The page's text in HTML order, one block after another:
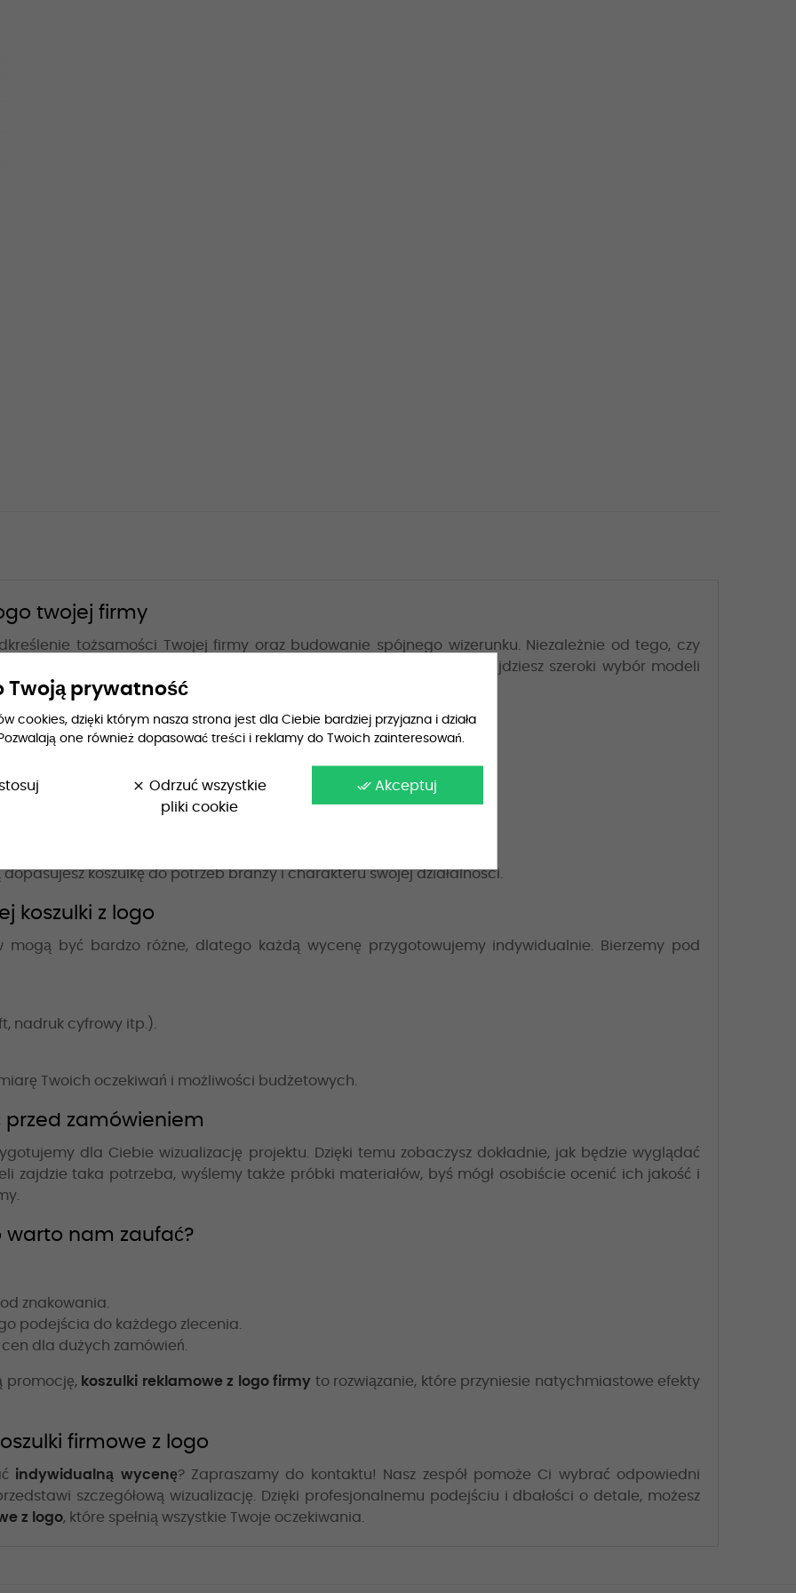
twojej firmy
tożsamości Twojej firmy oraz budowanie spójnego wizerunku. Niezależnie od tego, czy
czy koszulek reprezentacyjnych najwyższej jakości, u nas znajdziesz szeroki wybór modeli
wybór krojów i materiałów
maksymalny komfort noszenia i elegancki wygląd.
w warunkach pracy na budowie czy w magazynach.
i wyjątkowo trwałe.
dopasujesz koszulkę do potrzeb branży i charakteru swojej działalności.
koszulki z logo
mogą być bardzo różne, dlatego każdą wycenę przygotowujemy indywidualnie. Bierzemy pod
nadruk cyfrowy itp.).
Twoich oczekiwań i możliwości budżetowych.
przed zamówieniem
dla Ciebie wizualizację projektu. Dzięki temu zobaczysz dokładnie, jak będzie wyglądać
zajdzie taka potrzeba, wyślemy także próbki materiałów, byś mógł osobiście ocenić ich jakość i
warto nam zaufać?
znakowania.
podejścia do każdego zlecenia.
dla dużych zamówień.
promocję, koszulki reklamowe z logo firmy to rozwiązanie, które przyniesie natychmiastowe efekty
firmowe z logo
indywidualną wycenę? Zapraszamy do kontaktu! Nasz zespół pomoże Ci wybrać odpowiedni
szczegółową wizualizację. Dzięki profesjonalnemu podejściu i dbałości o detale, możesz
z logo, które spełnią wszystkie Twoje oczekiwania.
Twoją prywatność
cookies, dzięki którym nasza strona jest dla Ciebie bardziej przyjazna i działa
one również dopasować treści i reklamy do Twoich zainteresowań.
done_all Akceptuj
clear Odrzuć wszystkie
pliki cookie